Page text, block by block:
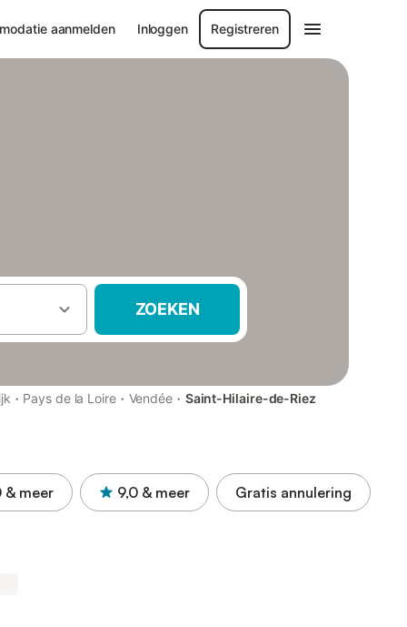
aanmelden Inloggen Registreren
ZOEKEN
· Pays de la Loire · Vendée · Saint-Hilaire-de-Riez
& meer 9,0 & meer Gratis annulering